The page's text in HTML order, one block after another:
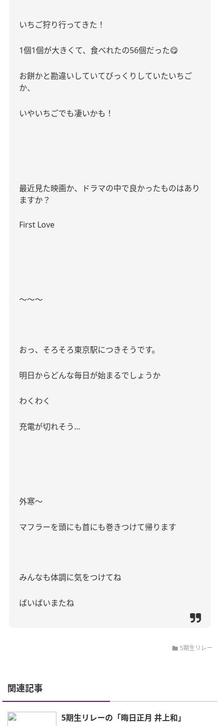
いちご狩り行ってきた！
1個1個が大きくて、食べれたの56個だった😋
お餅かと勘違いしていてびっくりしていたいちご
か、
いやいちごでも凄いかも！
最近見た映画か、ドラマの中で良かったものはあり
ますか？
First Love
〜〜〜
おっ、そろそろ東京駅につきそうです。
明日からどんな毎日が始まるでしょうか
わくわく
充電が切れそう…
外寒〜
マフラーを頭にも首にも巻きつけて帰ります
みんなも体調に気をつけてね
ばいばいまたね
5期生リレー
関連記事
5期生リレーの「晦日正月 井上和」